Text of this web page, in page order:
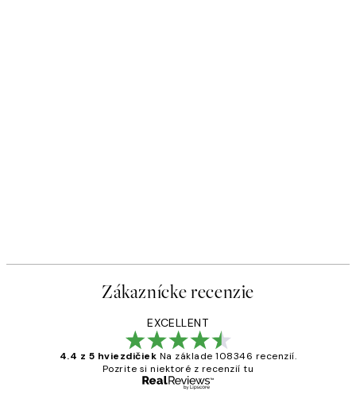
Zákaznícke recenzie
EXCELLENT
4.4 z 5 hviezdičiek Na základe 108346 recenzií.
Pozrite si niektoré z recenzií tu